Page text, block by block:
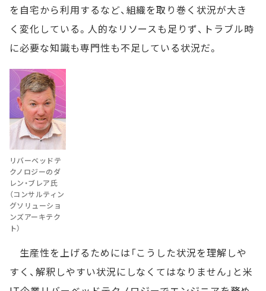
を自宅から利用するなど、組織を取り巻く状況が大き
く変化している。人的なリソースも足りず、トラブル時
に必要な知識も専門性も不足している状況だ。
リバーベッドテ
クノロジーのダ
レン・ブレア氏
（コンサルティン
グソリューショ
ンズアーキテク
ト）
生産性を上げるためには「こうした状況を理解しや
すく、解釈しやすい状況にしなくてはなりません」と米